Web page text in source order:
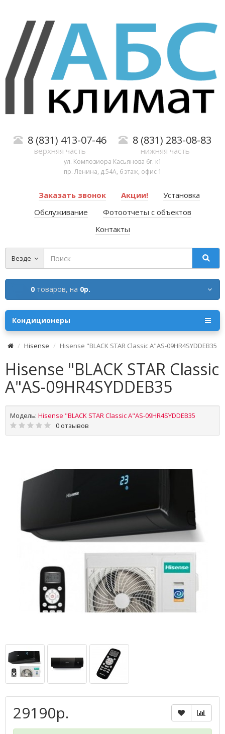
8 (831) 413-07-46
верхняя часть
8 (831) 283-08-83
нижняя часть
ул. Композиора Касьянова 6г. к1
пр. Ленина, д.54А, 6 этаж, офис 1
Заказать звонок Акции!
Установка
Обслуживание
Фотоотчеты с объектов
Контакты
Везде
0 товаров, на 0р.
Кондиционеры
Hisense Hisense "BLACK STAR Classic A"AS-09HR4SYDDEB35
Hisense "BLACK STAR Classic
A"AS-09HR4SYDDEB35
Модель: Hisense "BLACK STAR Classic A"AS-09HR4SYDDEB35
0 отзывов
29190р.